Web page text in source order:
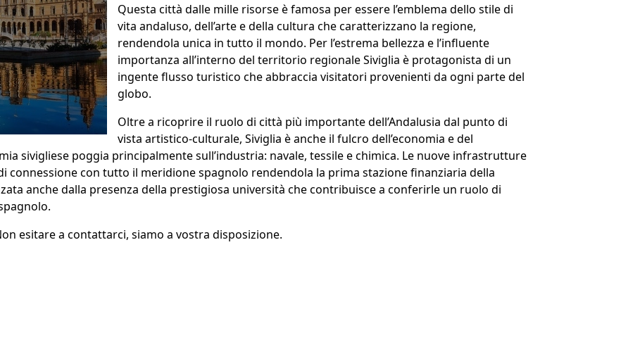
Questa città dalle mille risorse è famosa per essere l’emblema dello stile di
vita andaluso, dell’arte e della cultura che caratterizzano la regione,
rendendola unica in tutto il mondo. Per l’estrema bellezza e l’influente
importanza all’interno del territorio regionale Siviglia è protagonista di un
ingente flusso turistico che abbraccia visitatori provenienti da ogni parte del
globo.
Oltre a ricoprire il ruolo di città più importante dell’Andalusia dal punto di
vista artistico-culturale, Siviglia è anche il fulcro dell’economia e del
sivigliese poggia principalmente sull’industria: navale, tessile e chimica. Le nuove infrastrutture
con tutto il meridione spagnolo rendendola la prima stazione finanziaria della
anche dalla presenza della prestigiosa università che contribuisce a conferirle un ruolo di
esitare a contattarci, siamo a vostra disposizione.